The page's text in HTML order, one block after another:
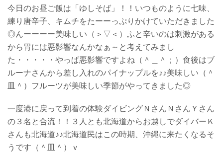
今日のお昼ご飯は「ゆしそば」！！いつものように七味、
練り唐辛子、キムチをたーーっぷりかけていただきました
◎んーーーー美味しい（＞▽＜）ふと辛いのは刺激がある
から胃には悪影響なんかなぁ～と考えてみまし
た・・・・・やっぱ悪影響ですよね（＾＿＾；）食後はブ
ルーナさんから差し入れのパイナップルを♪♪美味しい（＾
皿＾）フルーツが美味しい季節がやってきました◎
一度港に戻って到着の体験ダイビングＮさんＮさんＹさん
の３名と合流！！３人とも北海道からお越しでダイバーＫ
さんも北海道♪♪北海道民はこの時期、沖縄に来たくなるそ
うです（＾皿＾）ｖ